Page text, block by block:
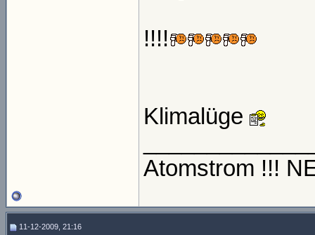
!!!!
Klimalüge
Atomstrom !!!
11-12-2009, 21:16